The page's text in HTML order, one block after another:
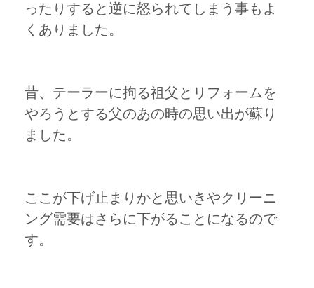
ったりすると逆に怒られてしまう事もよ
くありました。
昔、テーラーに拘る祖父とリフォームを
やろうとする父のあの時の思い出が蘇り
ました。
ここが下げ止まりかと思いきやクリーニ
ング需要はさらに下がることになるので
す。